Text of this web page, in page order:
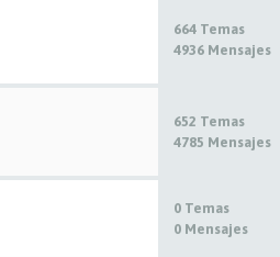
664 Temas
4936 Mensajes
652 Temas
4785 Mensajes
0 Temas
0 Mensajes